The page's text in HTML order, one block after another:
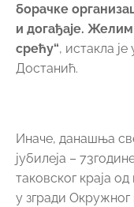
борачке
и догађаје. Желим
срећу“, истакла
Достанић.
Иначе, данашња
јубилеја –
таковског краја
у згради Окружног